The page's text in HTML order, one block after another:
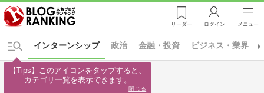
リーダー ログイン メニュー
政治 金融・投資 ビジネス・業界
インターンシップ
【Tips】このアイコンをタップすると、
カテゴリ一覧を表示できます。
閉じる